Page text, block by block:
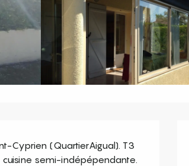
Cyprien (QuartierAigual). T3
semi-indépépendante.